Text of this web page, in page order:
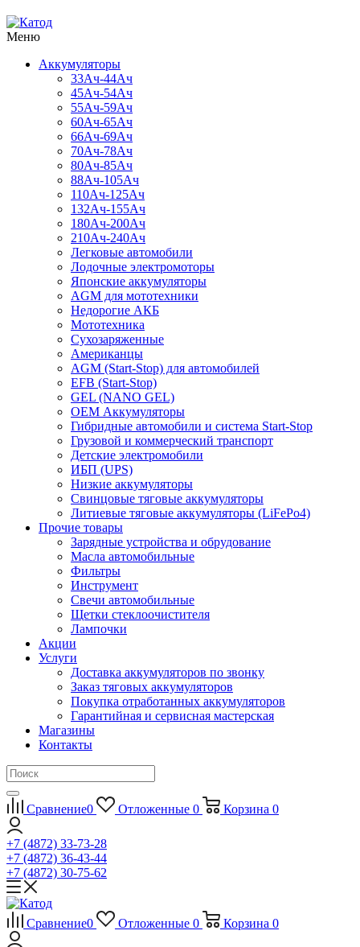
Меню
Аккумуляторы
33Ач-44Ач
45Ач-54Ач
55Ач-59Ач
60Ач-65Ач
66Ач-69Ач
70Ач-78Ач
80Ач-85Ач
88Ач-105Ач
110Ач-125Ач
132Ач-155Ач
180Ач-200Ач
210Ач-240Ач
Легковые автомобили
Лодочные электромоторы
Японские аккумуляторы
AGM для мототехники
Недорогие АКБ
Мототехника
Сухозаряженные
Американцы
AGM (Start-Stop) для автомобилей
EFB (Start-Stop)
GEL (NANO GEL)
OEM Аккумуляторы
Гибридные автомобили и система Start-Stop
Грузовой и коммерческий транспорт
Детские электромобили
ИБП (UPS)
Низкие аккумуляторы
Свинцовые тяговые аккумуляторы
Литиевые тяговые аккумуляторы (LiFePo4)
Прочие товары
Зарядные устройства и обрудование
Масла автомобильные
Фильтры
Инструмент
Свечи автомобильные
Щетки стеклоочистителя
Лампочки
Акции
Услуги
Доставка аккумуляторов по звонку
Заказ тяговых аккумуляторов
Покупка отработанных аккумуляторов
Гарантийная и сервисная мастерская
Магазины
Контакты
Сравнение0 Отложенные 0 Корзина 0
+7 (4872) 33-73-28
+7 (4872) 36-43-44
+7 (4872) 30-75-62
Сравнение0 Отложенные 0 Корзина 0